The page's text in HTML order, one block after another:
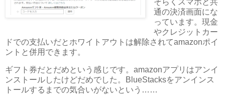
通の決済画面にな
っています。現金
やクレジットカー
ドでの支払いだとホワイトアウトは解除されてamazonポイ
ントと併用できます。
ギフト券だとだめという感じです。amazonアプリはアンイ
ンストールしたけどだめでした。BlueStacksをアンインス
トールするまでの気合いがないという……